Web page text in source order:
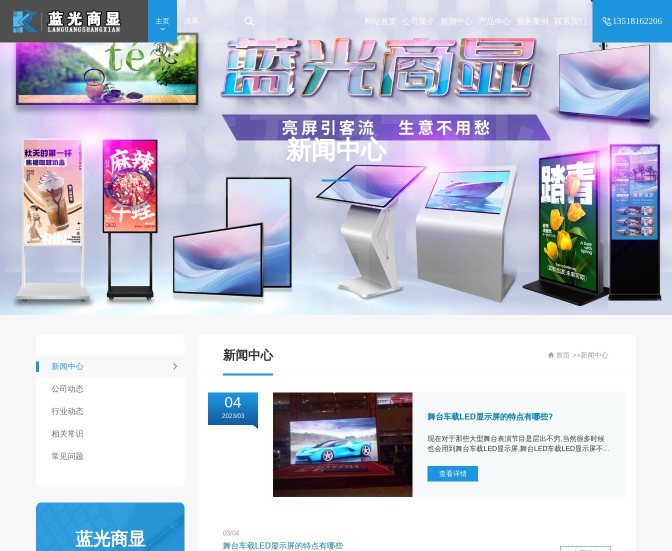
主页 13518162206
网站首页 公司简介 新闻中心 产品中心 服务案例 联系我们
动态及行业资
讯
新闻中心
新闻中心
公司动态
行业动态
相关常识
常见问题
蓝光商显
新闻中心 首页 >>新闻中心
04
2023/03 舞台车载LED显示屏的特点有哪些?
现在对于那些大型舞台表演节目是层出不穷,当然很多时候
也会用到舞台车载LED显示屏,舞台LED车载LED显示屏不管
直播,表演广告、场景背景的营造,把都可以通过舞台屏把表
演发挥的淋漓尽致,逼真···
查看详情
03/04
舞台车载LED显示屏的特点有哪些